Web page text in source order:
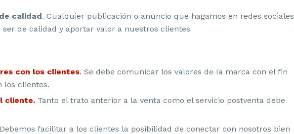
calidad. Cualquier publicación o anuncio que hagamos en redes sociales
ser de calidad y aportar valor a nuestros clientes
con los clientes. Se debe comunicar los valores de la marca con el fin
los clientes.
cliente. Tanto el trato anterior a la venta como el servicio postventa debe
Debemos facilitar a los clientes la posibilidad de conectar con nosotros bien